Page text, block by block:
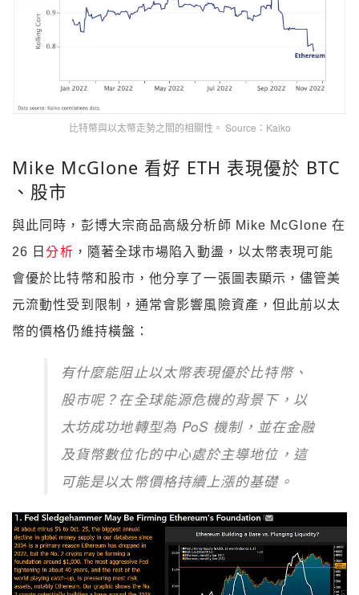
比特幣與以太幣走勢之間的相關性。 Source：Kaiko
Mike McGlone 看好 ETH 表現優於 BTC
、股市
與此同時，彭博大宗商品高級分析師 Mike McGlone 在
26 日分析 ，隨著全球市場陷入動盪，以太幣表現可能
會優於比特幣和股市，他分享了一張圖表顯示，儘管美
元流動性受到限制，通常會影響風險資產，但此前以太
幣的價格仍維持橫盤：
有什麼能阻止以太幣表現優於比特幣、
股市呢？在全球能源危機的背景下，以
太坊成功地轉型為 PoS 機制，並在金融
及貨幣數位化的中心處於主導地位，這
可能是以太幣價格持續上漲的基礎。